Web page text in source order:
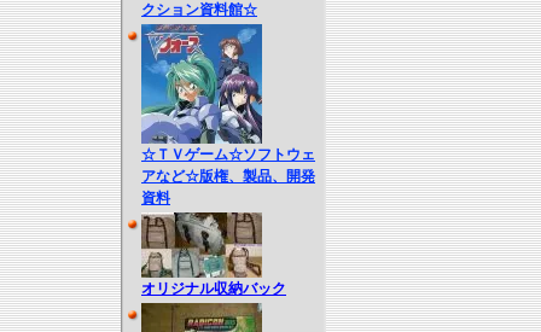
クション資料館☆
☆ＴＶゲーム☆ソフトウェ
アなど☆版権、製品、開発
資料
オリジナル収納バック